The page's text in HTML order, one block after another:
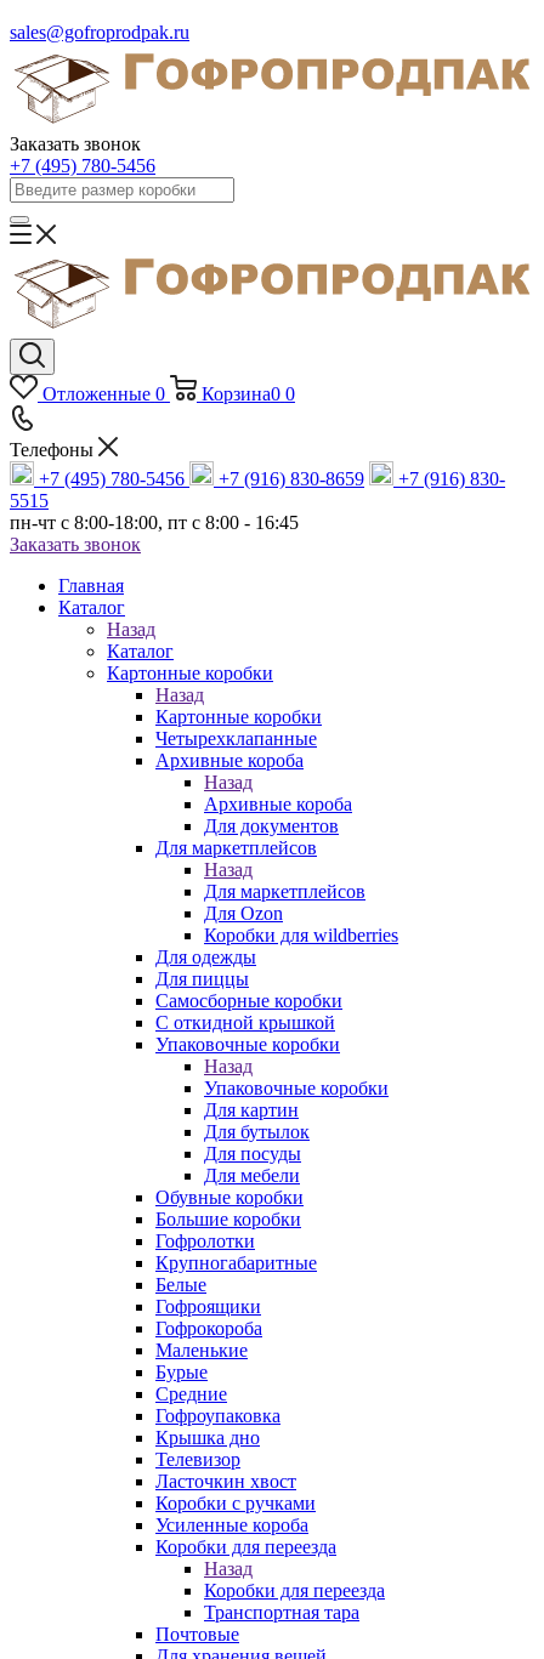
sales@gofroprodpak.ru
Заказать звонок
+7 (495) 780-5456
Отложенные 0 Корзина0 0
Телефоны
+7 (495) 780-5456
+7 (916) 830-8659
+7 (916) 830-
5515
пн-чт c 8:00-18:00, пт с 8:00 - 16:45
Заказать звонок
Главная
Каталог
Назад
Каталог
Картонные коробки
Назад
Картонные коробки
Четырехклапанные
Архивные короба
Назад
Архивные короба
Для документов
Для маркетплейсов
Назад
Для маркетплейсов
Для Ozon
Коробки для wildberries
Для одежды
Для пиццы
Самосборные коробки
С откидной крышкой
Упаковочные коробки
Назад
Упаковочные коробки
Для картин
Для бутылок
Для посуды
Для мебели
Обувные коробки
Большие коробки
Гофролотки
Крупногабаритные
Белые
Гофроящики
Гофрокороба
Маленькие
Бурые
Средние
Гофроупаковка
Крышка дно
Телевизор
Ласточкин хвост
Коробки с ручками
Усиленные короба
Коробки для переезда
Назад
Коробки для переезда
Транспортная тара
Почтовые